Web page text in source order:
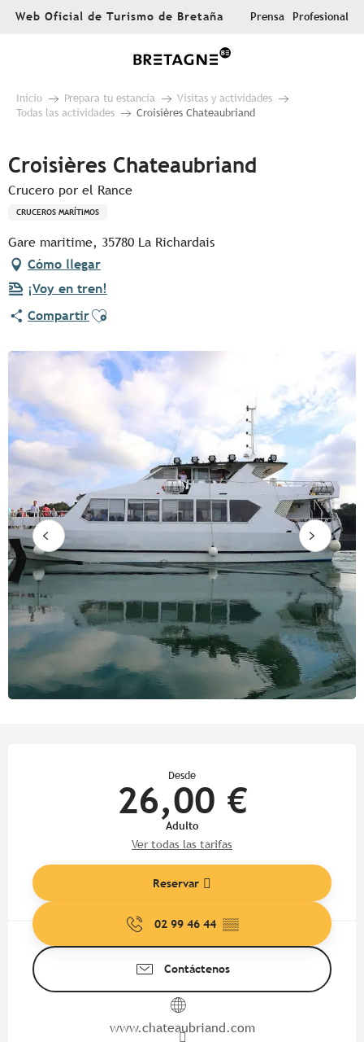
AllerWeb Oficial de Turismo de Bretaña Prensa Profesional
Inicio Prepara tu estancia
Visitas y actividades
Todas las actividades
Croisières Chateaubriand
Croisières Chateaubriand
Crucero por el Rance
CRUCEROS MARÍTIMOS
Gare maritime, 35780 La Richardais
Cómo llegar
¡Voy en tren!
CompartirAjouter aux favoris
Desde
26,00 €
Adulto
Ver todas las tarifas
Reservar
02 99 46 44 ▒▒
Contáctenos
www.chateaubriand.com